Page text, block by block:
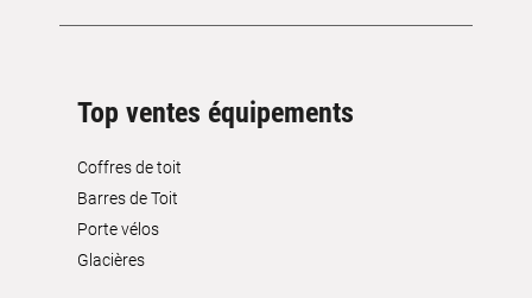
Top ventes équipements
Coffres de toit
Barres de Toit
Porte vélos
Glacières